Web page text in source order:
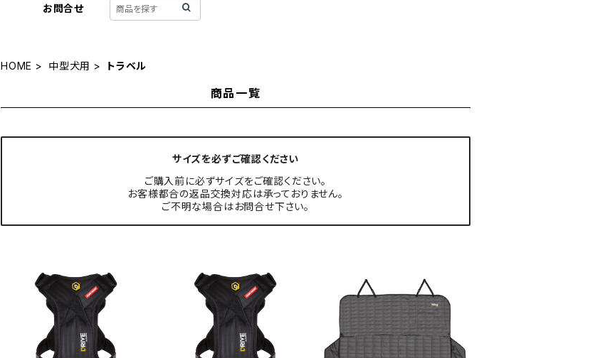
お問合せ
HOME 中型犬用 トラベル
商品一覧
サイズを必ずご確認ください
ご購入前に必ずサイズをご確認ください。
お客様都合の返品交換対応は承っておりません。
ご不明な場合はお問合せ下さい。